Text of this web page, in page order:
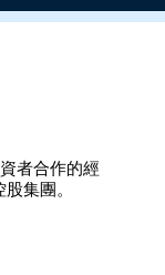
者合作的經
集團。